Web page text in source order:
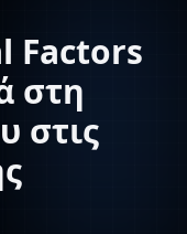
Factors
στη
στις